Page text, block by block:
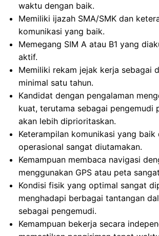
waktu dengan baik.
Memiliki ijazah SMA/SMK dan
komunikasi yang baik.
Memegang SIM A atau B1 yang
aktif.
Memiliki rekam jejak kerja sebagai
minimal satu tahun.
Kandidat dengan pengalaman
kuat, terutama sebagai pengemudi
akan lebih diprioritaskan.
Keterampilan komunikasi yang baik
operasional sangat diutamakan.
Kemampuan membaca navigasi
menggunakan GPS atau peta
Kondisi fisik yang optimal sangat
menghadapi berbagai tantangan
sebagai pengemudi.
Kemampuan bekerja secara